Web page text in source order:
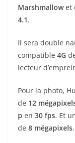
Marshmallowet
4.1.
Il sera double
compatible 4G
lecteur
Pour la photo,
de 12
p en 30 fps. Et
de 8 mégapixels.